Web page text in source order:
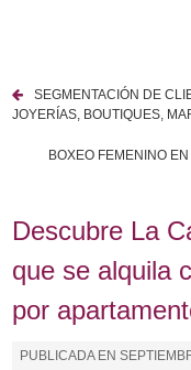
N
e
g
a
c
SEGMENTACIÓN DE
JOYERÍAS, BOUTIQUES,
BOXEO FEMENINO
Descubre La
que se alquila
por
PUBLICADA EN